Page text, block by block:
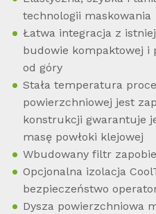
technologii maskowania
Łatwa integracja z
budowie kompaktowej i
od góry
Stała temperatura
powierzchniowej jest
konstrukcji gwarantuje
masę powłoki klejowej
Wbudowany filtr
Opcjonalna izolacja
bezpieczeństwo
Dysza powierzchniowa